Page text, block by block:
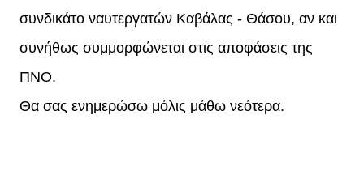
συνδικάτο ναυτεργατών Καβάλας - Θάσου, αν και
συνήθως συμμορφώνεται στις αποφάσεις της
ΠΝΟ.
Θα σας ενημερώσω μόλις μάθω νεότερα.